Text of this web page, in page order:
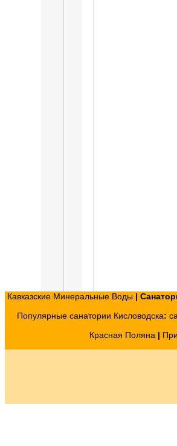
Кавказские Минеральные Воды |
Популярные санатории Кисловодска:
Красная Поляна |